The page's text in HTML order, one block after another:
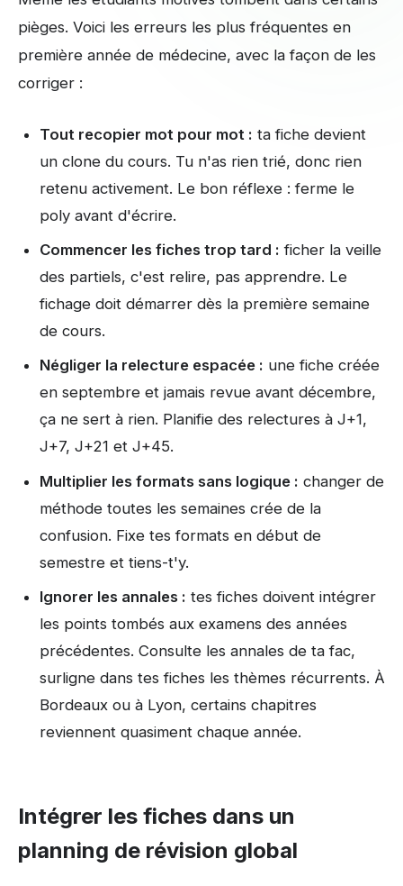
pièges. Voici les erreurs les plus fréquentes en
première année de médecine, avec la façon de les
corriger :
Tout recopier mot pour mot : ta fiche devient
un clone du cours. Tu n'as rien trié, donc rien
retenu activement. Le bon réflexe : ferme le
poly avant d'écrire.
Commencer les fiches trop tard : ficher la veille
des partiels, c'est relire, pas apprendre. Le
fichage doit démarrer dès la première semaine
de cours.
Négliger la relecture espacée : une fiche créée
en septembre et jamais revue avant décembre,
ça ne sert à rien. Planifie des relectures à J+1,
J+7, J+21 et J+45.
Multiplier les formats sans logique : changer de
méthode toutes les semaines crée de la
confusion. Fixe tes formats en début de
semestre et tiens-t'y.
Ignorer les annales : tes fiches doivent intégrer
les points tombés aux examens des années
précédentes. Consulte les annales de ta fac,
surligne dans tes fiches les thèmes récurrents. À
Bordeaux ou à Lyon, certains chapitres
reviennent quasiment chaque année.
Intégrer les fiches dans un
planning de révision global